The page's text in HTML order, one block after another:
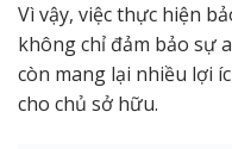
Vì vậy, việc thực hiện
không chỉ đảm bảo sự
còn mang lại nhiều lợi
cho chủ sở hữu.